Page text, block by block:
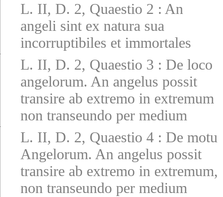
L. II, D. 2, Quaestio 2 : An
angeli sint ex natura sua
incorruptibiles et immortales
L. II, D. 2, Quaestio 3 : De loco
angelorum. An angelus possit
transire ab extremo in extremum
non transeundo per medium
L. II, D. 2, Quaestio 4 : De motu
Angelorum. An angelus possit
transire ab extremo in extremum,
non transeundo per medium